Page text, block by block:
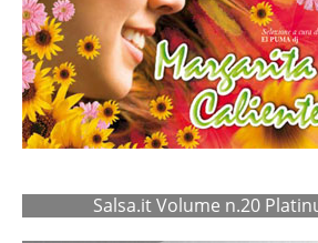
Salsa.it Volume n.20